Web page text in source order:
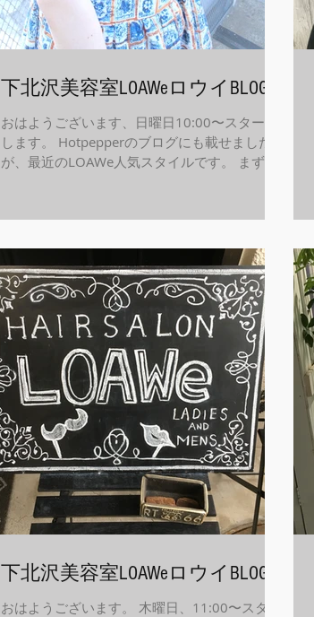
下北沢美容室LOAWeロウイBLOG
おはようございます、日曜日10:00〜スタート
します。 Hotpepperのブログにも載せました
が、最近のLOAWe人気スタイルです。 まず
ルで…...
下北沢美容室LOAWeロウイBLOG
おはようございます。 木曜日、11:00〜スター